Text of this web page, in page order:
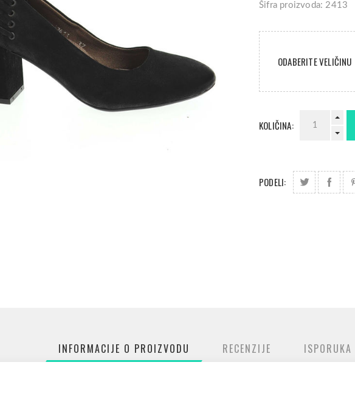
Šifra proizvoda: 2413
ODABERITE VELIČINU
KOLIČINA:
PODELI:
INFORMACIJE O PROIZVODU RECENZIJE ISPORUKA